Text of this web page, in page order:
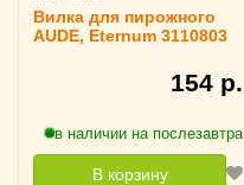
Вилка для пирожного
AUDE, Eternum 3110803
154 р.
в наличии на послезавтра
В корзину